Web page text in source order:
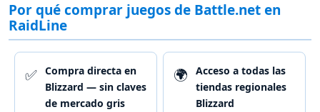
Por qué comprar juegos de Battle.net en
RaidLine
✅ Compra directa en
Blizzard — sin claves
de mercado gris
🌍
Acceso a todas las
tiendas regionales
Blizzard